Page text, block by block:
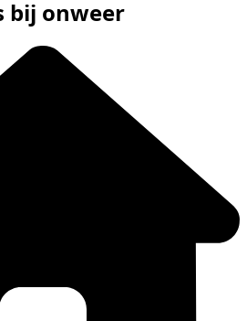
bij onweer